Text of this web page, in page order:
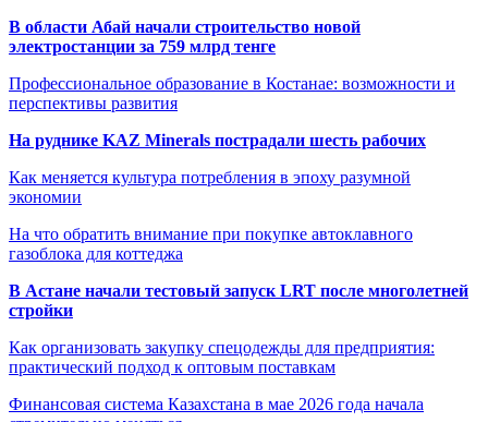
В области Абай начали строительство новой
электростанции за 759 млрд тенге
Профессиональное образование в Костанае: возможности и
перспективы развития
На руднике KAZ Minerals пострадали шесть рабочих
Как меняется культура потребления в эпоху разумной
экономии
На что обратить внимание при покупке автоклавного
газоблока для коттеджа
В Астане начали тестовый запуск LRT после многолетней
стройки
Как организовать закупку спецодежды для предприятия:
практический подход к оптовым поставкам
Финансовая система Казахстана в мае 2026 года начала